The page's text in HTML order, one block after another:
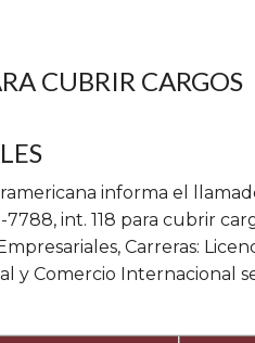
CUBRIR CARGOS
informa el
int. 118 para cubrir
Carreras:
y Comercio Internacional